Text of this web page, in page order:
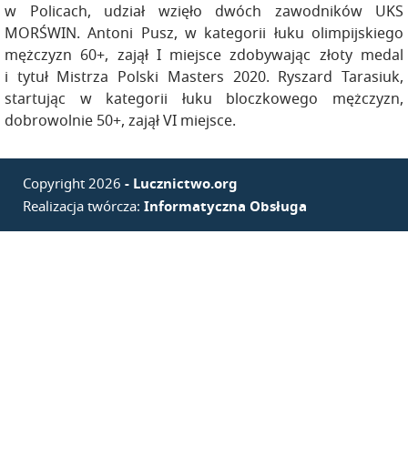
w Policach, udział wzięło dwóch zawodników UKS
MORŚWIN. Antoni Pusz, w kategorii łuku olimpijskiego
mężczyzn 60+, zajął I miejsce zdobywając złoty medal
i tytuł Mistrza Polski Masters 2020. Ryszard Tarasiuk,
startując w kategorii łuku bloczkowego mężczyzn,
dobrowolnie 50+, zajął VI miejsce.
Copyright 2026 - Lucznictwo.org
Realizacja twórcza: Informatyczna Obsługa